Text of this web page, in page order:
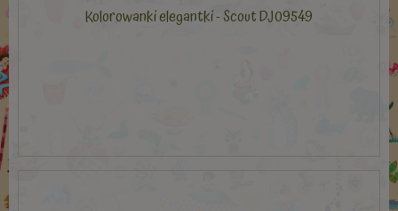
Kolorowanki elegantki - Scout DJ09549